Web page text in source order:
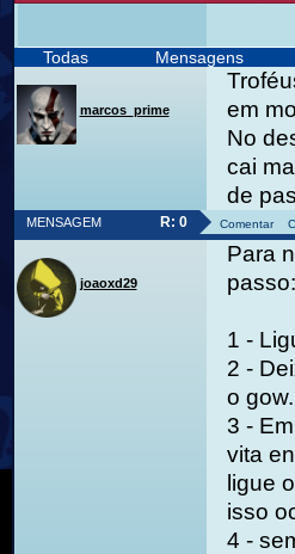
Todas Mensagens
marcos_prime
em
No
cai
de
MENSAGEM R: 0 Comentar
joaoxd29
Para
passo:
1 -
2 -
o gow.
3 -
vita
ligue
isso
4 -